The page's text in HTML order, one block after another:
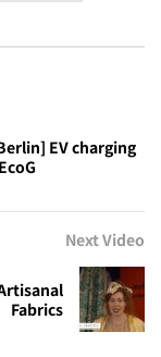
EV charging
Next Video
Fabrics